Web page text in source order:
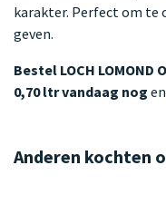
karakter. Perfect om te
geven.
Bestel LOCH
0,70 ltr vandaag nog
Anderen kochten